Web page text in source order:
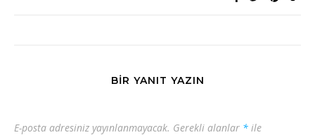
BIR YANIT YAZIN
E-posta adresiniz yayınlanmayacak. Gerekli alanlar * ile